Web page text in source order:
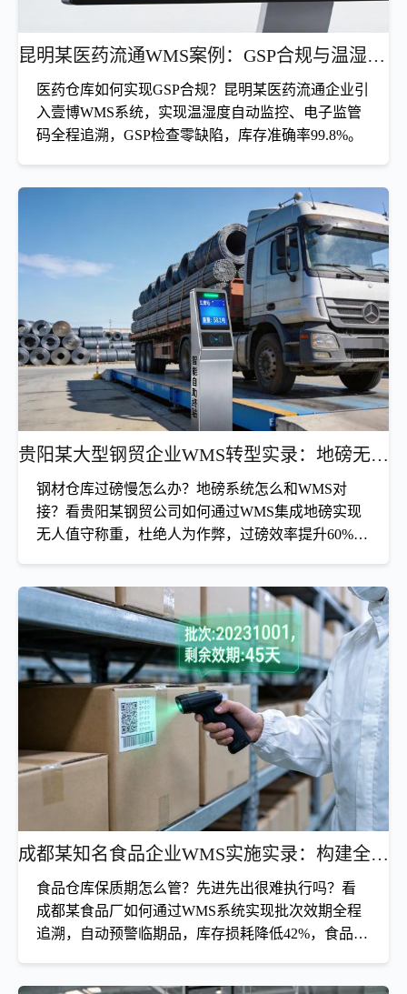
昆明某医药流通WMS案例：GSP合规与温湿度自动监控
医药仓库如何实现GSP合规？昆明某医药流通企业引
入壹博WMS系统，实现温湿度自动监控、电子监管
码全程追溯，GSP检查零缺陷，库存准确率99.8%。
温湿度自动监控+电子监管码追溯，GSP检查零缺
陷，库存准确率99.8%
医药仓库如何实现GSP合规？昆明某医药流通企业引入壹博
WMS系统，实现温湿度自动监控、电子监管码全程追溯，
GSP检查零缺陷，库存准确率99.8%。
查看详情
贵阳某大型钢贸企业WMS转型实录：地磅无人值守，重塑物流吞吐效率
钢材仓库过磅慢怎么办？地磅系统怎么和WMS对
接？看贵阳某钢贸公司如何通过WMS集成地磅实现
无人值守称重，杜绝人为作弊，过磅效率提升60%，
打通WMS与地磅数据壁垒，实现全自动称重防作
弊，单车过磅效率提升60%
钢材仓库过磅慢怎么办？地磅系统怎么和WMS对接？看贵
阳某钢贸公司如何通过WMS集成地磅实现无人值守称重，
杜绝人为作弊，过磅效率提升60%，车辆排队时间缩短
查看详情
成都某知名食品企业WMS实施实录：构建全链路效期防线，告别高额损耗
食品仓库保质期怎么管？先进先出很难执行吗？看
成都某食品厂如何通过WMS系统实现批次效期全程
追溯，自动预警临期品，库存损耗降低42%，食品安